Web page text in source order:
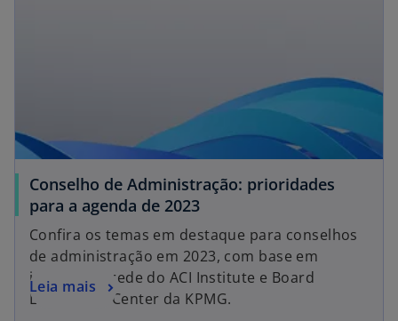
Conselho de Administração: prioridades
para a agenda de 2023a
b
r
e
e
m
Confira os temas em destaque para conselhos
de administração em 2023, com base em
insights da rede do ACI Institute e Board
Leadership Center da KPMG.
Leia mais
a
b